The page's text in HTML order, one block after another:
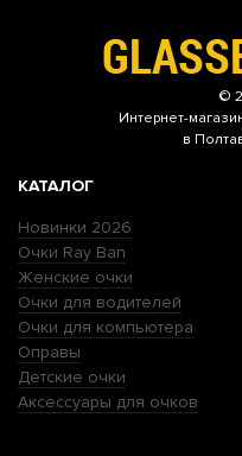
©
Интернет-
в
КАТАЛОГ
Новинки 2026
Очки Ray Ban
Женские очки
Очки для водителей
Очки для компьютера
Оправы
Детские очки
Аксессуары для очков